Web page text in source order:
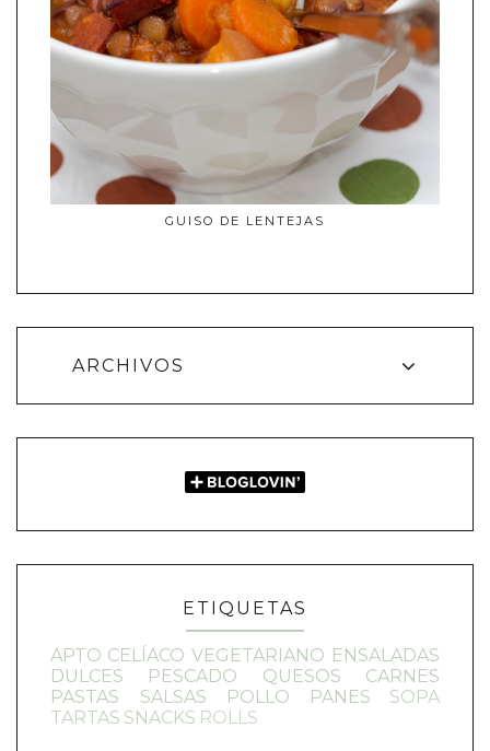
GUISO DE LENTEJAS
ARCHIVOS
ETIQUETAS
APTO CELÍACO VEGETARIANO ENSALADAS
DULCES
PESCADO QUESOS
CARNES
PASTAS
SALSAS POLLO PANES
SOPA
TARTAS SNACKS ROLLS